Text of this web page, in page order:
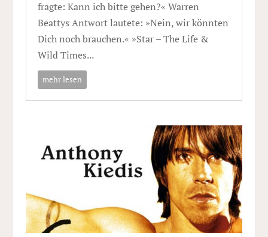
fragte: Kann ich bitte gehen?« Warren
Beattys Antwort lautete: »Nein, wir könnten
Dich noch brauchen.« »Star – The Life &
Wild Times...
mehr lesen